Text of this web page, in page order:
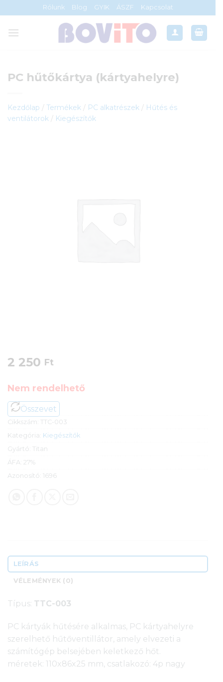
to
content
Rólunk Blog GYIK ÁSZF Kapcsolat
PC hűtőkártya (kártyahelyre)
Kezdőlap / Termékek / PC alkatrészek / Hűtés és
ventilátorok / Kiegészítők
2 250 Ft
Nem rendelhető
Összevet
Cikkszám: TTC-003
Kategória: Kiegészítők
Gyártó: Titan
ÁFA: 27%
Azonosító: 1696
LEÍRÁS
VÉLEMÉNYEK (0)
Típus: TTC-003
PC kártyák hűtésére alkalmas, PC kártyahelyre
szerelhető hűtőventillátor, amely elvezeti a
számítógép belsejében keletkező hőt.
méretek: 110x86x25 mm, csatlakozó: 4p nagy